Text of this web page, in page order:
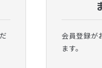
会員登録が
ます。